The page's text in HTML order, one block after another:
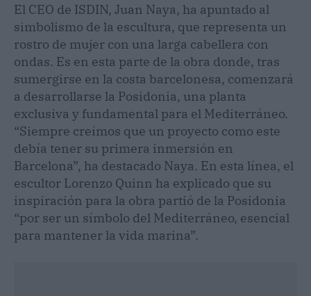
El CEO de ISDIN, Juan Naya, ha apuntado al
simbolismo de la escultura, que representa un
rostro de mujer con una larga cabellera con
ondas. Es en esta parte de la obra donde, tras
sumergirse en la costa barcelonesa, comenzará
a desarrollarse la Posidonia, una planta
exclusiva y fundamental para el Mediterráneo.
“Siempre creímos que un proyecto como este
debía tener su primera inmersión en
Barcelona”, ha destacado Naya. En esta línea, el
escultor Lorenzo Quinn ha explicado que su
inspiración para la obra partió de la Posidonia
“por ser un símbolo del Mediterráneo, esencial
para mantener la vida marina”.